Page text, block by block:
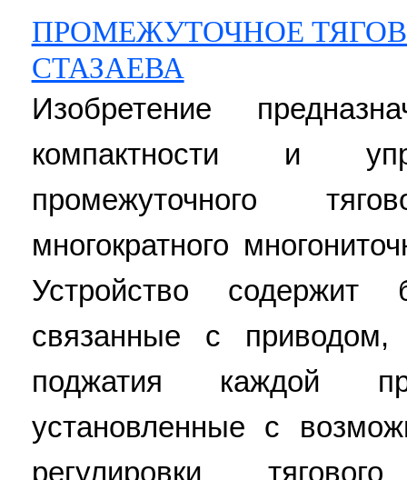
ПРОМЕЖУТОЧНОЕ
СТАЗАЕВА
Изобретение
компактности и
промежуточного
многократного
Устройство содержит
связанные с
поджатия каждой
установленные с
регулировки